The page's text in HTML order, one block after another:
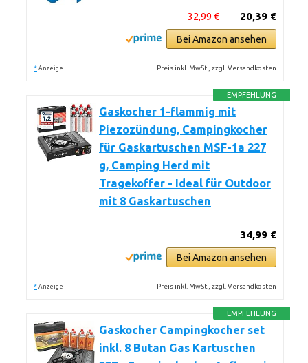
20,39 €
32,99 €
Bei Amazon ansehen
* Anzeige Preis inkl. MwSt., zzgl. Versandkosten
EMPFEHLUNG
Gaskocher 1-flammig mit
Piezozündung, Campingkocher
für Gaskartuschen MSF-1a 227
g, Camping Herd mit
Tragekoffer - Ideal für Outdoor
mit 8 Gaskartuschen
34,99 €
Bei Amazon ansehen
* Anzeige Preis inkl. MwSt., zzgl. Versandkosten
EMPFEHLUNG
Gaskocher Campingkocher set
inkl. 8 Butan Gas Kartuschen